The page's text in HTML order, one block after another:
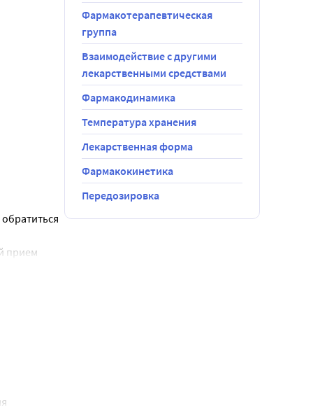
почек
сорбитол.
прием
Фармакотерапевтическая
группа
Взаимодействие с другими
лекарственными средствами
Фармакодинамика
Температура хранения
Лекарственная форма
Фармакокинетика
Передозировка